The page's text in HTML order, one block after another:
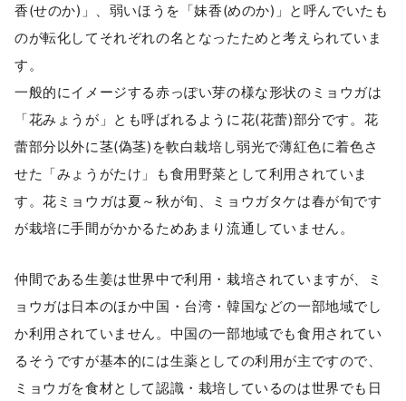
香(せのか)」、弱いほうを「妹香(めのか)」と呼んでいたも
のが転化してそれぞれの名となったためと考えられていま
す。
一般的にイメージする赤っぽい芽の様な形状のミョウガは
「花みょうが」とも呼ばれるように花(花蕾)部分です。花
蕾部分以外に茎(偽茎)を軟白栽培し弱光で薄紅色に着色さ
せた「みょうがたけ」も食用野菜として利用されていま
す。花ミョウガは夏～秋が旬、ミョウガタケは春が旬です
が栽培に手間がかかるためあまり流通していません。
仲間である生姜は世界中で利用・栽培されていますが、ミ
ョウガは日本のほか中国・台湾・韓国などの一部地域でし
か利用されていません。中国の一部地域でも食用されてい
るそうですが基本的には生薬としての利用が主ですので、
ミョウガを食材として認識・栽培しているのは世界でも日